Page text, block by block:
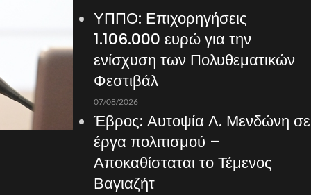
ΥΠΠΟ: Επιχορηγήσεις
1.106.000 ευρώ για την
ενίσχυση των Πολυθεματικών
Φεστιβάλ
07/08/2026
Έβρος: Αυτοψία Λ. Μενδώνη σε
έργα πολιτισμού –
Αποκαθίσταται το Τέμενος
Βαγιαζήτ